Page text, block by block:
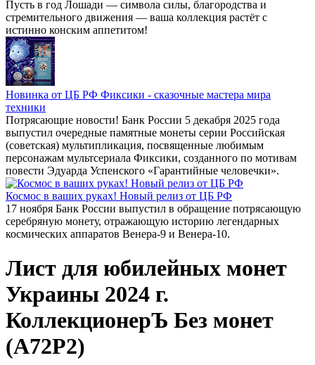
Пусть в год Лошади — символа силы, благородства и
стремительного движения — ваша коллекция растёт с
истинно конским аппетитом!
Новинка от ЦБ РФ Фиксики - сказочные мастера мира
техники
Потрясающие новости! Банк России 5 декабря 2025 года
выпустил очередные памятные монеты серии Российская
(советская) мультипликация, посвященные любимым
персонажам мультсериала Фиксики, созданного по мотивам
повести Эдуарда Успенского «Гарантийные человечки».
Космос в ваших руках! Новый релиз от ЦБ РФ
17 ноября Банк России выпустил в обращение потрясающую
серебряную монету, отражающую историю легендарных
космических аппаратов Венера-9 и Венера-10.
Лист для юбилейных монет
Украины 2024 г.
КоллекционерЪ Без монет
(А72Р2)